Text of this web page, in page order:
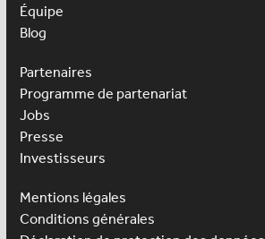
Équipe
Blog
Partenaires
Programme de partenariat
Jobs
Presse
Investisseurs
Mentions légales
Conditions générales